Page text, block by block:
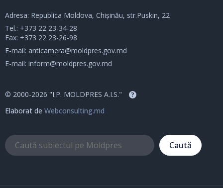
Adresa: Republica Moldova, Chișinău, str.Puskin, 22
Tel.: +373 22 23-34-28
Fax: +373 22 23-26-98
E-mail: anticamera@moldpres.gov.md
E-mail: inform@moldpres.gov.md
© 2000-2026 "I.P. MOLDPRES A.I.S." ?
Elaborat de Webconsulting.md
Caută